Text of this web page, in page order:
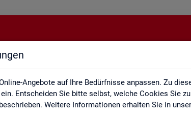
Angebote auf Ihre Bedürfnisse anpassen. Zu
Entscheiden Sie bitte selbst, welche Cookies Sie
Weitere Informationen erhalten Sie in
Statistische